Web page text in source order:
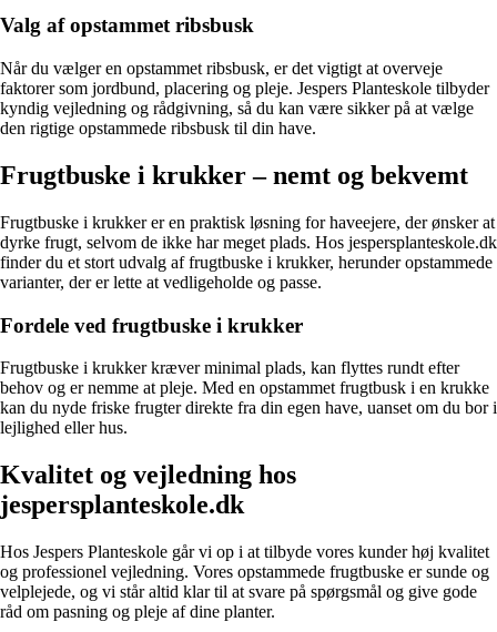
Valg af opstammet ribsbusk
Når du vælger en opstammet ribsbusk, er det vigtigt at overveje
faktorer som jordbund, placering og pleje. Jespers Planteskole tilbyder
kyndig vejledning og rådgivning, så du kan være sikker på at vælge
den rigtige opstammede ribsbusk til din have.
Frugtbuske i krukker – nemt og bekvemt
Frugtbuske i krukker er en praktisk løsning for haveejere, der ønsker at
dyrke frugt, selvom de ikke har meget plads. Hos jespersplanteskole.dk
finder du et stort udvalg af frugtbuske i krukker, herunder opstammede
varianter, der er lette at vedligeholde og passe.
Fordele ved frugtbuske i krukker
Frugtbuske i krukker kræver minimal plads, kan flyttes rundt efter
behov og er nemme at pleje. Med en opstammet frugtbusk i en krukke
kan du nyde friske frugter direkte fra din egen have, uanset om du bor i
lejlighed eller hus.
Kvalitet og vejledning hos
jespersplanteskole.dk
Hos Jespers Planteskole går vi op i at tilbyde vores kunder høj kvalitet
og professionel vejledning. Vores opstammede frugtbuske er sunde og
velplejede, og vi står altid klar til at svare på spørgsmål og give gode
råd om pasning og pleje af dine planter.